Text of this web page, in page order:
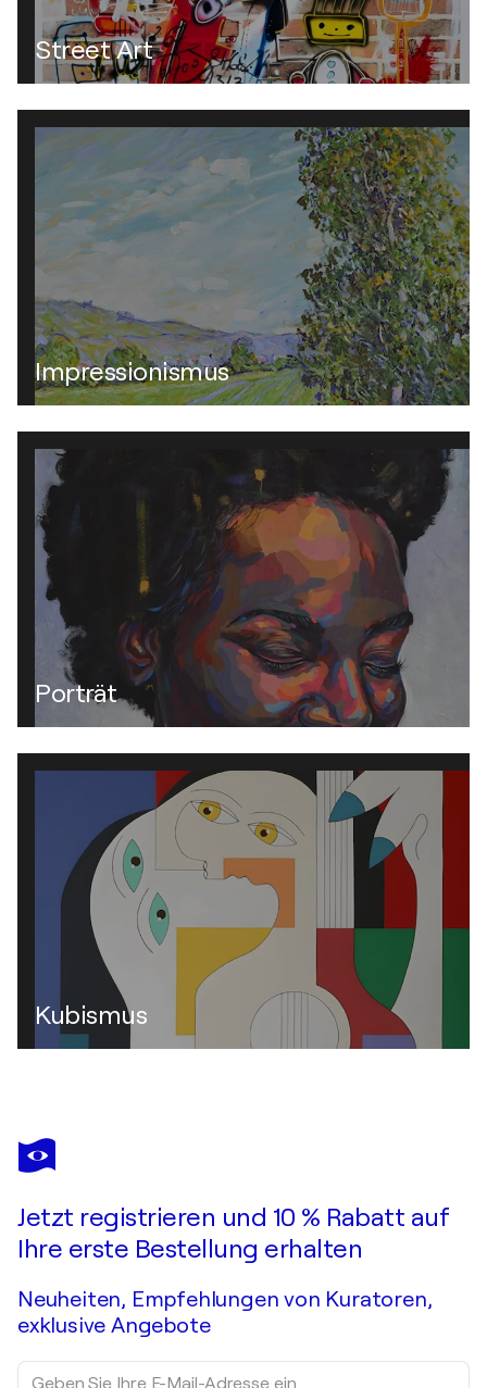
Street Art
Impressionismus
Porträt
Kubismus
Jetzt registrieren und 10 % Rabatt auf
Ihre erste Bestellung erhalten
Neuheiten, Empfehlungen von Kuratoren,
exklusive Angebote